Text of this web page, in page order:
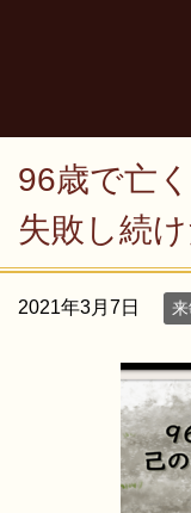
96歳で亡
失敗し続
2021年3月7日